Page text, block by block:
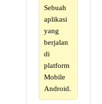
Sebuah
aplikasi
yang
berjalan
di
platform
Mobile
Android.